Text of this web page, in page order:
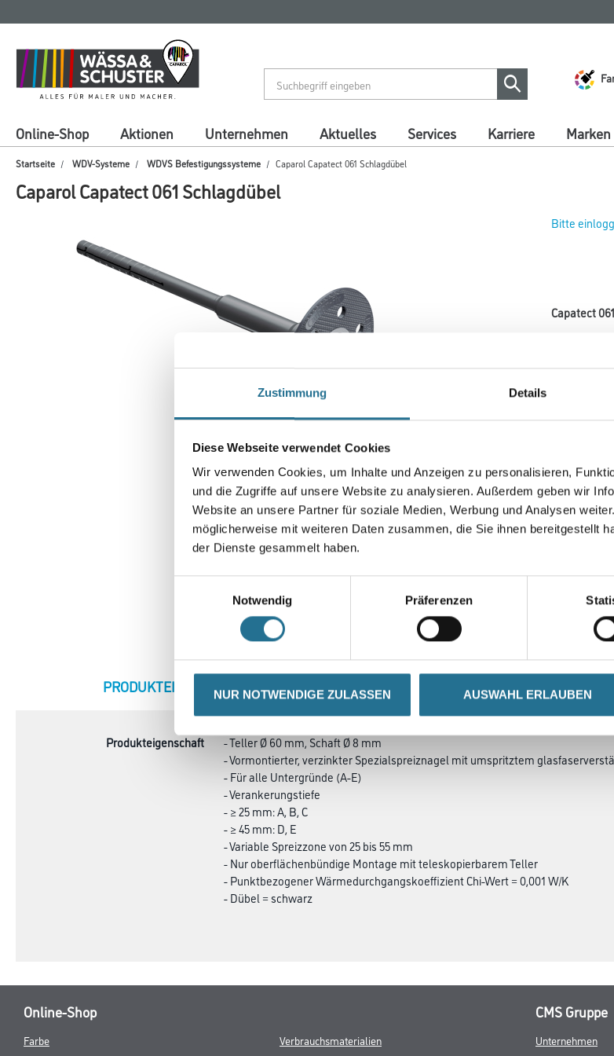
Zustimmung Details
Diese Webseite verwendet Cookies
Wir verwenden Cookies, um Inhalte und Anzeigen zu personalisieren,
und die Zugriffe auf unsere Website zu analysieren. Außerdem geben wir
Website an unsere Partner für soziale Medien, Werbung und Analysen
möglicherweise mit weiteren Daten zusammen, die Sie ihnen bereitgestellt
der Dienste gesammelt haben.
Notwendig
Präferenzen
NUR NOTWENDIGE ZULASSEN AUSWAHL ERLAUBEN
springen
springen
Online-Shop Aktionen Unternehmen Aktuelles Services Karriere Marken
Startseite WDV-Systeme WDVS Befestigungssysteme Caparol Capatect 061 Schlagdübel
Caparol Capatect 061 Schlagdübel
Bitte
Capatect
CURRENT
PRODUKTEIGENSCHAFTEN ZUSATZINFOS GEFAHRENHINWEISE
Produkteigenschaft
- Teller Ø 60 mm, Schaft Ø 8 mm
- Vormontierter, verzinkter Spezialspreiznagel mit umspritztem
- Für alle Untergründe (A-E)
- Verankerungstiefe
- ≥ 25 mm: A, B, C
- ≥ 45 mm: D, E
- Variable Spreizzone von 25 bis 55 mm
- Nur oberflächenbündige Montage mit teleskopierbarem Teller
- Punktbezogener Wärmedurchgangskoeffizient Chi-Wert = 0,001 W/K
- Dübel = schwarz
Online-Shop
Farbe
Verbrauchsmaterialien
CMS Gruppe
Unternehmen